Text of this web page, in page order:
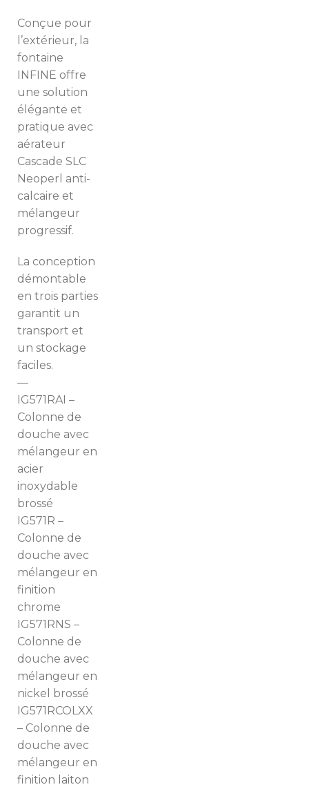
Conçue pour
l’extérieur, la
fontaine
INFINE offre
une solution
élégante et
pratique avec
aérateur
Cascade SLC
Neoperl anti-
calcaire et
mélangeur
progressif.
La conception
démontable
en trois parties
garantit un
transport et
un stockage
faciles.
—
IG571RAI –
Colonne de
douche avec
mélangeur en
acier
inoxydable
brossé
IG571R –
Colonne de
douche avec
mélangeur en
finition
chrome
IG571RNS –
Colonne de
douche avec
mélangeur en
nickel brossé
IG571RCOLXX
– Colonne de
douche avec
mélangeur en
finition laiton